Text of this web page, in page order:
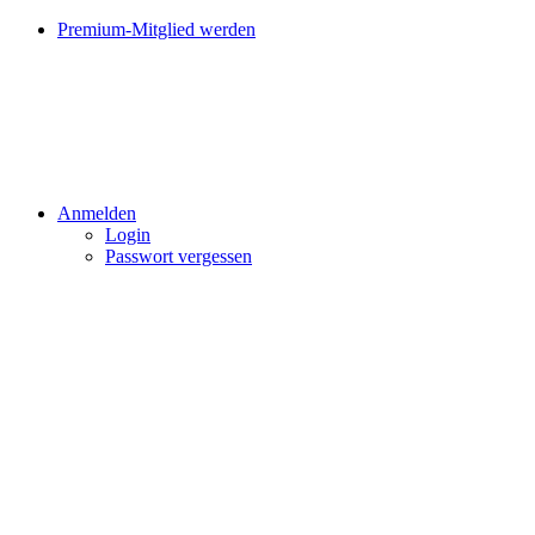
Premium-Mitglied werden
Anmelden
Login
Passwort vergessen